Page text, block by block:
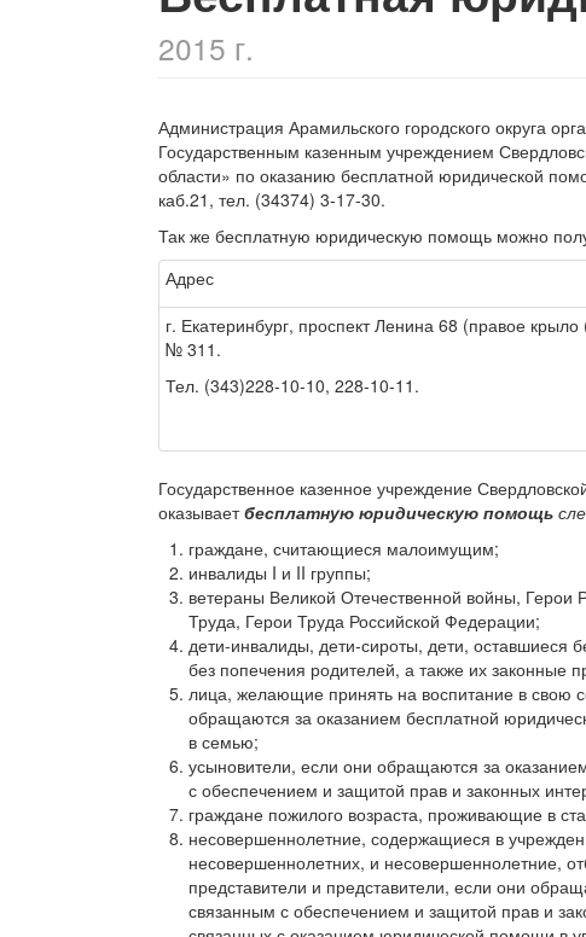
2015 г.
Администрация Арамильского городского округа
Государственным казенным учреждением
области» по оказанию бесплатной юридической
каб.21, тел. (34374) 3-17-30.
Так же бесплатную юридическую помощь можно
Адрес
г. Екатеринбург, проспект Ле­нина 68 (правое
№ 311.
Тел. (343)228-10-10, 228-10-11.
Государственное казенное учреждение
оказываетбесплатную юридическую помощь
граждане, считающиеся малоимущим;
инвалиды I и II группы;
ветераны Великой Отечественной войны, Герои
Труда, Герои Труда Российской Федерации;
дети-инвалиды, дети-сироты, дети, оставшиеся
без попечения родителей, а также их законные
лица, желающие принять на воспитание в свою
обращаются за оказанием бесплатной
в семью;
усыновители, если они обращаются за
с обеспечением и защитой прав и законных
граждане пожилого возраста, проживающие в
несовершеннолетние, содержащиеся в
несовершеннолетних, и несовершеннолетние,
предста­вители и представители, если они
связанным с обеспечением и защитой прав и